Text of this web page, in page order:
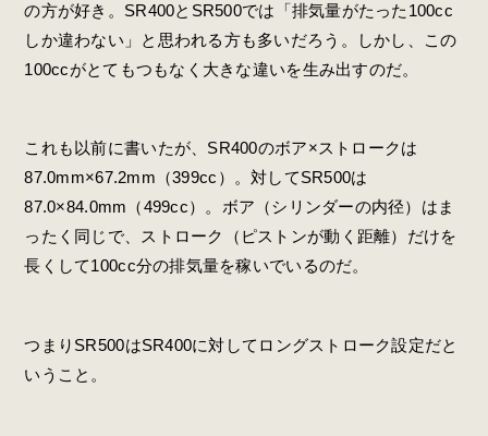
の方が好き。SR400とSR500では「排気量がたった100cc
しか違わない」と思われる方も多いだろう。しかし、この
100ccがとてもつもなく大きな違いを生み出すのだ。
これも以前に書いたが、SR400のボア×ストロークは
87.0mm×67.2mm（399cc）。対してSR500は
87.0×84.0mm（499cc）。ボア（シリンダーの内径）はま
ったく同じで、ストローク（ピストンが動く距離）だけを
長くして100cc分の排気量を稼いでいるのだ。
つまりSR500はSR400に対してロングストローク設定だと
いうこと。